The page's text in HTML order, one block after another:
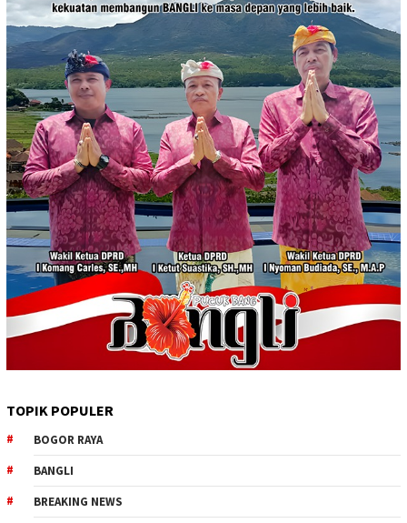
TOPIK POPULER
BOGOR RAYA
BANGLI
BREAKING NEWS